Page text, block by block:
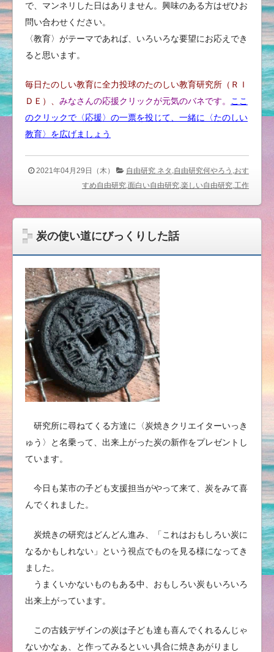
で、マンネリした日はありません。興味のある方はぜひお
問い合わせください。
〈教育〉がテーマであれば、いろいろな要望にお応えでき
ると思います。
毎日たのしい教育に全力投球のたのしい教育研究所（ＲＩ
ＤＥ）、 みなさんの応援クリックが元気のバネです。
ここ
のクリックで〈応援〉の一票を投じて、 一緒に〈たのしい
教育〉を広げましょう
2021年04月29日（木）
自由研究 ネタ,自由研究何やろう,おす
すめ自由研究,面白い自由研究,楽しい自由研究,工作
炭の使い道にびっくりした話
研究所に尋ねてくる方達に〈炭焼きクリエイターいっき
ゅう〉と名乗って、出来上がった炭の新作をプレゼントし
ています。
今日も某市の子ども支援担当がやって来て、炭をみて喜
んでくれました。
炭焼きの研究はどんどん進み、「これはおもしろい炭に
なるかもしれない」という視点でものを見る様になってき
ました。
うまくいかないものもある中、おもしろい炭もいろいろ
出来上がっています。
この古銭デザインの炭は子ども達も喜んでくれるんじゃ
ないかなぁ、と作ってみるといい具合に焼きあがりまし